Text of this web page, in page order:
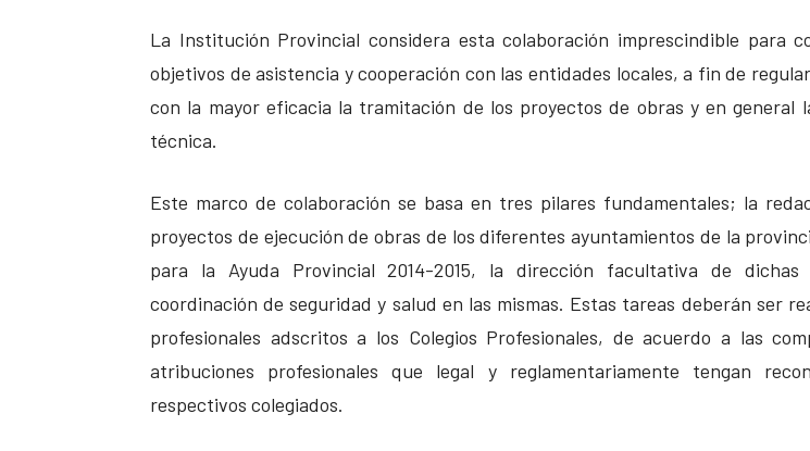
La Institución Provincial considera esta colaboración imprescindible para
objetivos de asistencia y cooperación con las entidades locales, a fin de
con la mayor eficacia la tramitación de los proyectos de obras y en general
técnica.
Este marco de colaboración se basa en tres pilares fundamentales; la
proyectos de ejecución de obras de los diferentes ayuntamientos de la
para la Ayuda Provincial 2014-2015, la dirección facultativa de
coordinación de seguridad y salud en las mismas. Estas tareas deberán ser
profesionales adscritos a los Colegios Profesionales, de acuerdo a las
atribuciones profesionales que legal y reglamentariamente tengan
respectivos colegiados.